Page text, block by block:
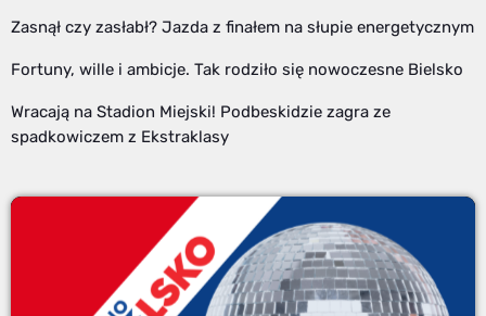
Zasnął czy zasłabł? Jazda z finałem na słupie energetycznym
Fortuny, wille i ambicje. Tak rodziło się nowoczesne Bielsko
Wracają na Stadion Miejski! Podbeskidzie zagra ze
spadkowiczem z Ekstraklasy